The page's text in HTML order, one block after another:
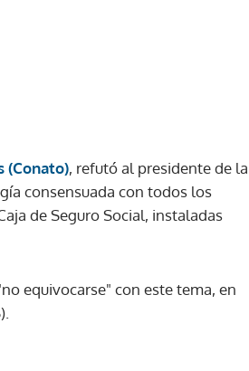
(Conato), refutó al presidente de la
consensuada con todos los
de Seguro Social, instaladas
equivocarse" con este tema, en